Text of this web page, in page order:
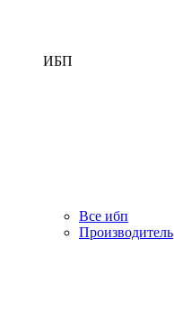
ИБП
Все ибп
Производитель